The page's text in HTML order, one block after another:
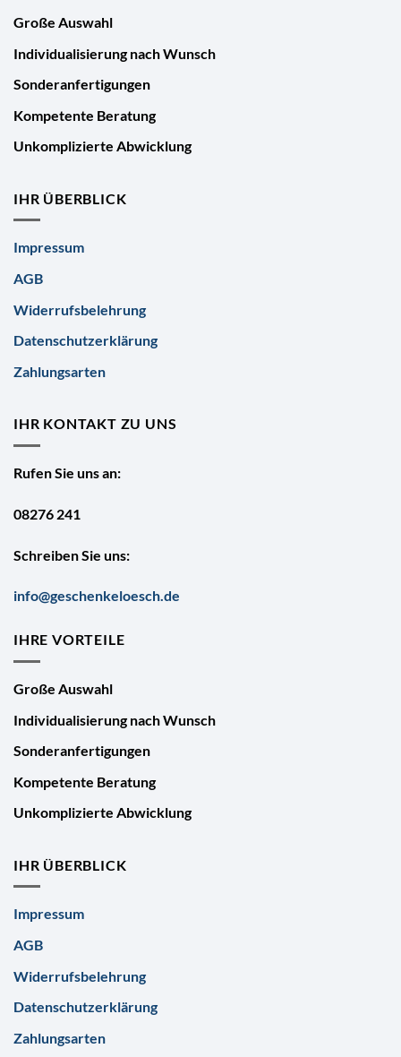
Große Auswahl
Individualisierung nach Wunsch
Sonderanfertigungen
Kompetente Beratung
Unkomplizierte Abwicklung
IHR ÜBERBLICK
Impressum
AGB
Widerrufsbelehrung
Datenschutzerklärung
Zahlungsarten
IHR KONTAKT ZU UNS
Rufen Sie uns an:
08276 241
Schreiben Sie uns:
info@geschenkeloesch.de
IHRE VORTEILE
Große Auswahl
Individualisierung nach Wunsch
Sonderanfertigungen
Kompetente Beratung
Unkomplizierte Abwicklung
IHR ÜBERBLICK
Impressum
AGB
Widerrufsbelehrung
Datenschutzerklärung
Zahlungsarten